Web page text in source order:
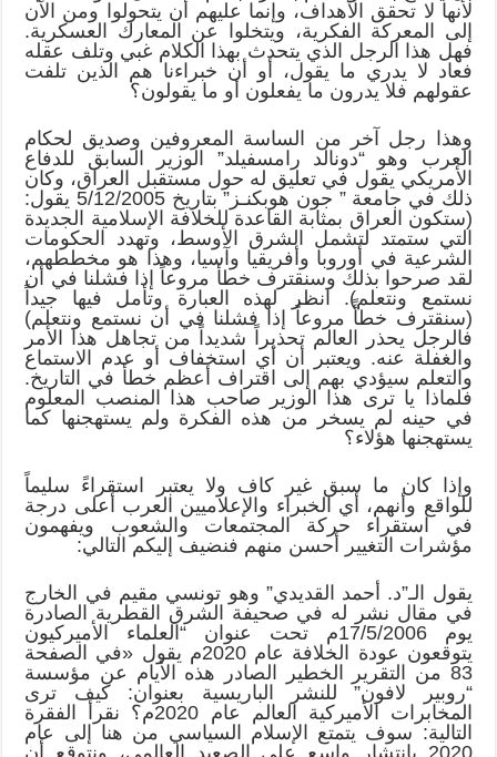
لأنها لا تحقق الأهداف، وإنما عليهم أن يتحولوا ومن الآن
إلى المعركة الفكرية، ويتخلوا عن المعارك العسكرية.
فهل هذا الرجل الذي يتحدث بهذا الكلام غبي وتلف عقله
فعاد لا يدري ما يقول، أو أن خبراءنا هم الذين تلفت
عقولهم فلا يدرون ما يفعلون أو ما يقولون؟
وهذا رجل آخر من الساسة المعروفين وصديق لحكام
العرب وهو “دونالد رامسفيلد” الوزير السابق للدفاع
الأمريكي يقول في تعليق له حول مستقبل العراق، وكان
ذلك في جامعة ” جون هوبكنـز” بتاريخ 5/12/2005 يقول:
(ستكون العراق بمثابة القاعدة للخلافة الإسلامية الجديدة
التي ستمتد لتشمل الشرق الأوسط، وتهدد الحكومات
الشرعية في أوروبا وأفريقيا وآسيا، وهذا هو مخططهم،
لقد صرحوا بذلك وسنقترف خطأ مروعاً إذا فشلنا في أن
نستمع ونتعلم). انظر لهذه العبارة وتأمل فيها جيداً
(سنقترف خطأً مروعاً إذا فشلنا في أن نستمع ونتعلم)
فالرجل يحذر العالم تحذيراً شديداً من تجاهل هذا الأمر
والغفلة عنه. ويعتبر أن أي استخفاف أو عدم الاستماع
والتعلم سيؤدي بهم إلى اقتراف أعظم خطأ في التاريخ.
فلماذا يا ترى هذا الوزير صاحب هذا المنصب المعلوم
في حينه لم يسخر من هذه الفكرة ولم يستهجنها كما
يستهجنها هؤلاء؟
وإذا كان ما سبق غير كاف ولا يعتبر استقراءً سليماً
للواقع وأنهم، أي الخبراء والإعلاميين العرب أعلى درجة
في استقراء حركة المجتمعات والشعوب ويفهمون
مؤشرات التغيير أحسن منهم فنضيف إليكم التالي:
يقول الـ”د. أحمد القديدي” وهو تونسي مقيم في الخارج
في مقال نشر له في صحيفة الشرق القطرية الصادرة
يوم 17/5/2006م تحت عنوان “العلماء الأميركيون
يتوقعون عودة الخلافة عام 2020م يقول «في الصفحة
83 من التقرير الخطير الصادر هذه الأيام عن مؤسسة
“روبير لافون” للنشر الباريسية بعنوان: كيف ترى
المخابرات الأميركية العالم عام 2020م؟ نقرأ الفقرة
التالية: سوف يتمتع الإسلام السياسي من هنا إلى عام
2020 بانتشار واسع على الصعيد العالمي، ونتوقع أن